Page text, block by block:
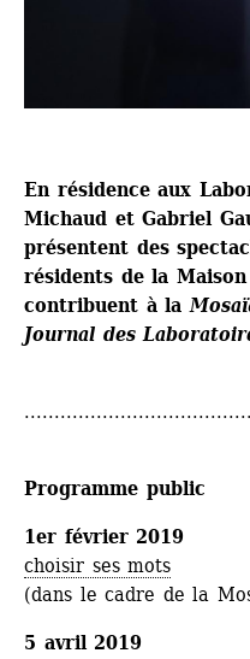
En résidence aux
Michaud et Gabriel
présentent des
résidents de la
contribuent à la
Journal des
Programme public
1er février 2019
choisir ses mots
(dans le cadre de la
5 avril 2019